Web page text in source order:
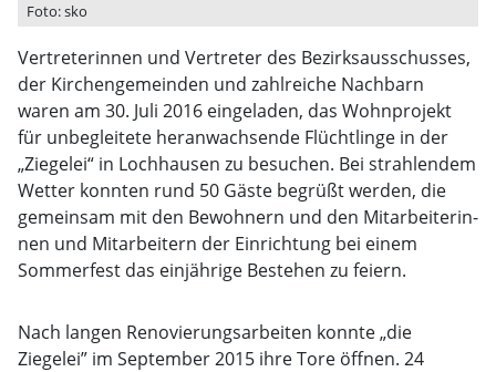
Foto: sko
Vertreterinnen und Vertreter des Bezirksausschusses,
der Kirchengemeinden und zahlrei­che Nachbarn
waren am 30. Juli 2016 eingeladen, das Wohnprojekt
für unbegleitete heranwach­sende Flüchtlinge in der
„Ziegelei“ in Lochhausen zu besuchen. Bei strahlendem
Wetter konn­ten rund 50 Gäste begrüßt werden, die
gemeinsam mit den Bewohnern und den Mitarbeiterin­
nen und Mitarbeitern der Einrichtung bei einem
Sommerfest das einjährige Bestehen zu feiern.
Nach langen Renovierungsarbeiten konnte „die
Ziegelei” im September 2015 ihre Tore öff­nen. 24